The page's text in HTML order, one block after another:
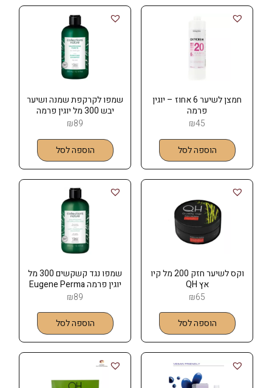
חמצן לשיער 6 אחוז – יוגין
פרמה
₪45
הוספה לסל
שמפו לקרקפת שמנה ושיער
יבש 300 מל יוגין פרמה
Eugene Perma
₪89
הוספה לסל
וקס לשיער חזק 200 מל קיו
אץ QH
₪65
הוספה לסל
שמפו נגד קשקשים 300 מל
יוגין פרמה Eugene Perma
₪89
הוספה לסל